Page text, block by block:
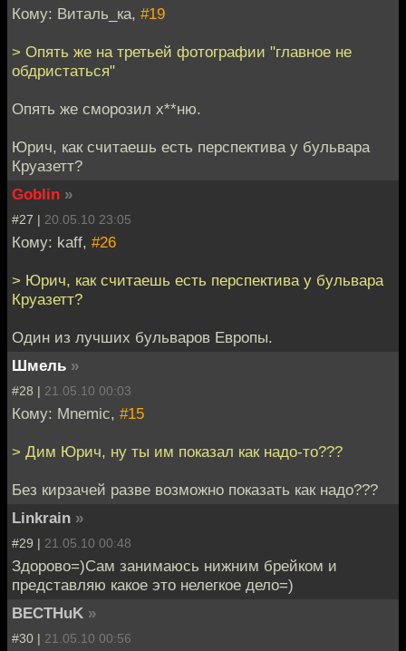
Кому: Виталь_ка, #19
> Опять же на третьей фотографии "главное не
обдристаться"
Опять же сморозил х**ню.
Юрич, как считаешь есть перспектива у бульвара
Круазетт?
Goblin »
#27 | 20.05.10 23:05
Кому: kaff, #26
> Юрич, как считаешь есть перспектива у бульвара
Круазетт?
Один из лучших бульваров Европы.
Шмель »
#28 | 21.05.10 00:03
Кому: Mnemic, #15
> Дим Юрич, ну ты им показал как надо-то???
Без кирзачей разве возможно показать как надо???
Linkrain »
#29 | 21.05.10 00:48
Здорово=)Сам занимаюсь нижним брейком и
представляю какое это нелегкое дело=)
BECTHuK »
#30 | 21.05.10 00:56